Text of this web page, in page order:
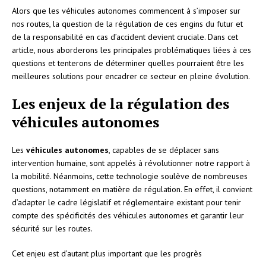
Alors que les véhicules autonomes commencent à s’imposer sur
nos routes, la question de la régulation de ces engins du futur et
de la responsabilité en cas d’accident devient cruciale. Dans cet
article, nous aborderons les principales problématiques liées à ces
questions et tenterons de déterminer quelles pourraient être les
meilleures solutions pour encadrer ce secteur en pleine évolution.
Les enjeux de la régulation des
véhicules autonomes
Les véhicules autonomes, capables de se déplacer sans
intervention humaine, sont appelés à révolutionner notre rapport à
la mobilité. Néanmoins, cette technologie soulève de nombreuses
questions, notamment en matière de régulation. En effet, il convient
d’adapter le cadre législatif et réglementaire existant pour tenir
compte des spécificités des véhicules autonomes et garantir leur
sécurité sur les routes.
Cet enjeu est d’autant plus important que les progrès